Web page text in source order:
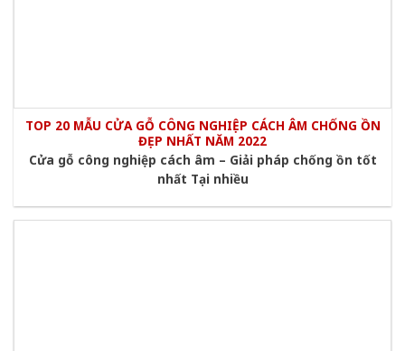
TOP 20 MẪU CỬA GỖ CÔNG NGHIỆP CÁCH ÂM CHỐNG ỒN
ĐẸP NHẤT NĂM 2022
Cửa gỗ công nghiệp cách âm – Giải pháp chống ồn tốt
nhất Tại nhiều